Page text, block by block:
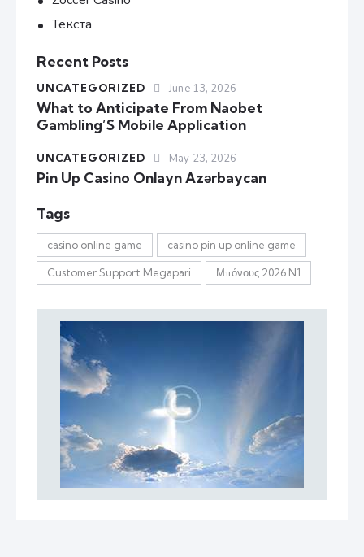
Текста
Recent Posts
UNCATEGORIZED June 13, 2026
What to Anticipate From Naobet
Gambling’S Mobile Application
UNCATEGORIZED May 23, 2026
Pin Up Casino Onlayn Azərbaycan
Tags
casino online game casino pin up online game
Customer Support Megapari Μπόνους 2026 N1